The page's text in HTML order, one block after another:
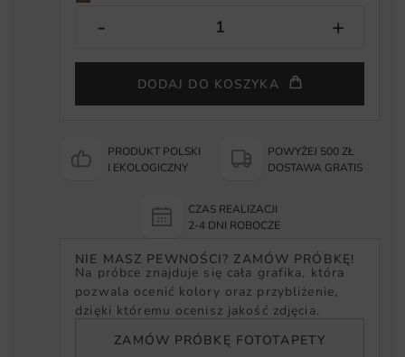
DODAJ DO KOSZYKA
PRODUKT POLSKI
I EKOLOGICZNY
POWYŻEJ 500 ZŁ
DOSTAWA GRATIS
CZAS REALIZACJI
2-4 DNI ROBOCZE
NIE MASZ PEWNOŚCI? ZAMÓW PRÓBKĘ!
Na próbce znajduje się cała grafika, która
pozwala ocenić kolory oraz przybliżenie,
dzięki któremu ocenisz jakość zdjęcia.
ZAMÓW PRÓBKĘ FOTOTAPETY